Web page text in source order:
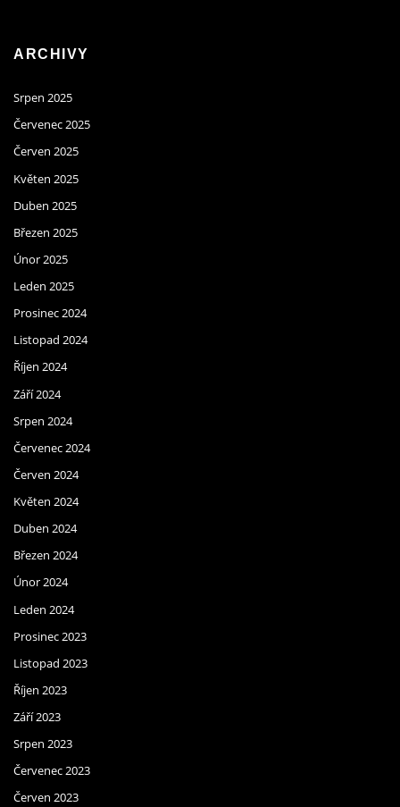
ARCHIVY
Srpen 2025
Červenec 2025
Červen 2025
Květen 2025
Duben 2025
Březen 2025
Únor 2025
Leden 2025
Prosinec 2024
Listopad 2024
Říjen 2024
Září 2024
Srpen 2024
Červenec 2024
Červen 2024
Květen 2024
Duben 2024
Březen 2024
Únor 2024
Leden 2024
Prosinec 2023
Listopad 2023
Říjen 2023
Září 2023
Srpen 2023
Červenec 2023
Červen 2023